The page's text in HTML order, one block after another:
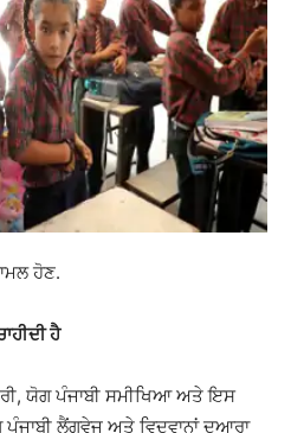
ਹੋਣ.
ਹੈ
ਯੋਗ ਪੰਜਾਬੀ ਸਮੀਖਿਆ ਅਤੇ ਇਸ
ਲੈਂਗਵੇਜ ਅਤੇ ਵਿਦਵਾਨਾਂ ਦੁਆਰਾ